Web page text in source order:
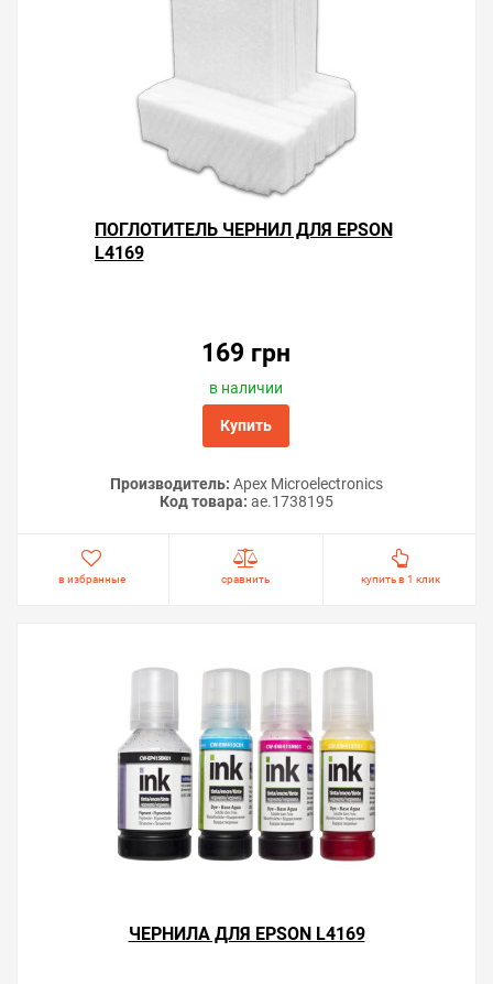
ПОГЛОТИТЕЛЬ ЧЕРНИЛ ДЛЯ EPSON
L4169
169 грн
в наличии
Купить
Производитель: Apex Microelectronics
Код товара: ae.1738195
в избранные сравнить купить в 1 клик
ЧЕРНИЛА ДЛЯ EPSON L4169